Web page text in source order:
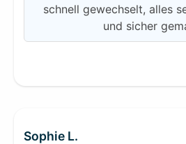
schnell gewechselt, alles
und sicher
Sophie L.